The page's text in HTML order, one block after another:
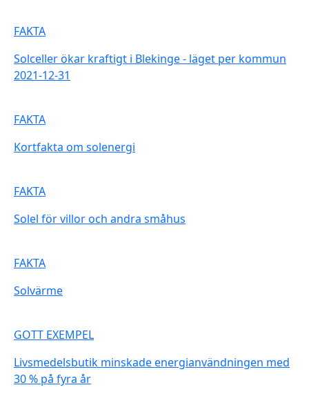
FAKTA
Solceller ökar kraftigt i Blekinge - läget per kommun
2021-12-31
FAKTA
Kortfakta om solenergi
FAKTA
Solel för villor och andra småhus
FAKTA
Solvärme
GOTT EXEMPEL
Livsmedelsbutik minskade energianvändningen med
30 % på fyra år